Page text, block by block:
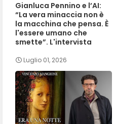
Gianluca Pennino e l’AI:
“La vera minaccia non è
la macchina che pensa. È
l'essere umano che
smette”. L'intervista
Luglio 01, 2026